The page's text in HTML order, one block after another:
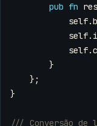
pub fn
self.
self.
self.
}
};
}